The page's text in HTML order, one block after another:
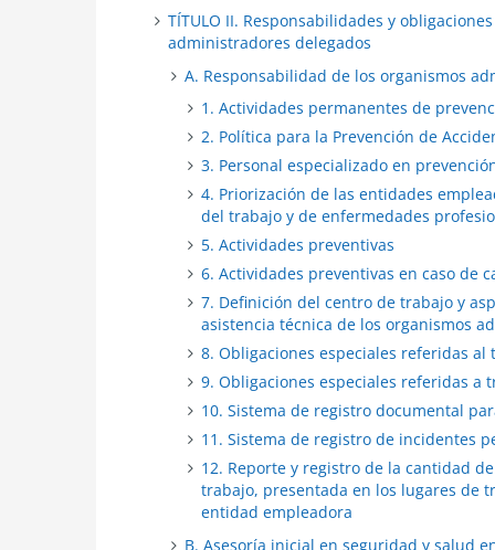
TÍTULO II. Responsabilidades y
administradores delegados
A. Responsabilidad de los organismos
1. Actividades permanentes de
2. Política para la Prevención de
3. Personal especializado en
4. Priorización de las entidades
del trabajo y de enfermedades
5. Actividades preventivas
6. Actividades preventivas en caso de
7. Definición del centro de trabajo y
asistencia técnica de los organismos
8. Obligaciones especiales referidas
9. Obligaciones especiales referidas a
10. Sistema de registro documental
11. Sistema de registro de incidentes
12. Reporte y registro de la cantidad
trabajo, presentada en los lugares de
entidad empleadora
B. Asesoría inicial en seguridad y salud